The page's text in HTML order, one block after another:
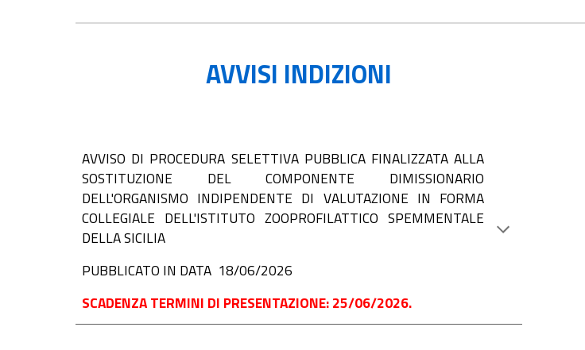
AVVISI INDIZIONI
AVVISO DI PROCEDURA SELETTIVA PUBBLICA FINALIZZATA ALLA
SOSTITUZIONE DEL COMPONENTE DIMISSIONARIO
DELL'ORGANISMO INDIPENDENTE DI VALUTAZIONE IN FORMA
COLLEGIALE DELL'ISTITUTO ZOOPROFILATTICO SPEMMENTALE
DELLA SICILIA
PUBBLICATO IN DATA 18/06/2026
SCADENZA TERMINI DI PRESENTAZIONE:25/06/2026.